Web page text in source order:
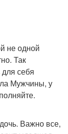
не одной
Так
себя
Мужчины, у
Важно все,